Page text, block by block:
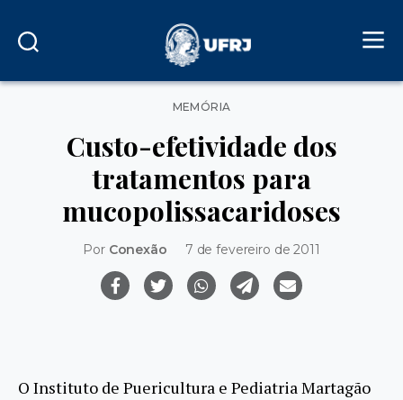
Categorias
MEMÓRIA
Custo-efetividade dos
tratamentos para
mucopolissacaridoses
Por Conexão 7 de fevereiro de 2011
O Instituto de Puericultura e Pediatria Martagão